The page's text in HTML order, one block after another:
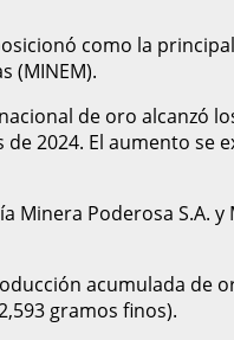
como la
(MINEM).
de oro alcanzó
2024. El aumento se
Minera Poderosa S.A.
acumulada de
gramos finos).